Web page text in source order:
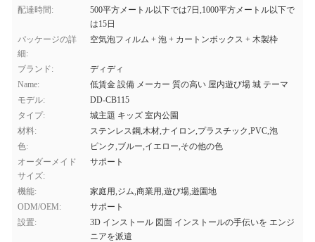
配達時間:
500平方メートル以下では7日,1000平方メートル以下で
は15日
パッケージの詳
細:
空気泡フィルム + 泡 + カートンボックス + 木製枠
ブランド:
ディディ
Name:
低賃金 設備 メーカー 質の高い 屋内遊び場 城 テーマ
モデル:
DD-CB115
タイプ:
城主題 キッズ 室内公園
材料:
ステンレス鋼,木材,ナイロン,プラスチック,PVC,泡
色:
ピンク,ブルー,イエロー,その他の色
オーダーメイド
サイズ:
サポート
機能:
家庭用,ジム,商業用,遊び場,遊園地
ODM/OEM:
サポート
設置:
3D インストール 図面 インストールの手伝いを エンジ
ニアを派遣